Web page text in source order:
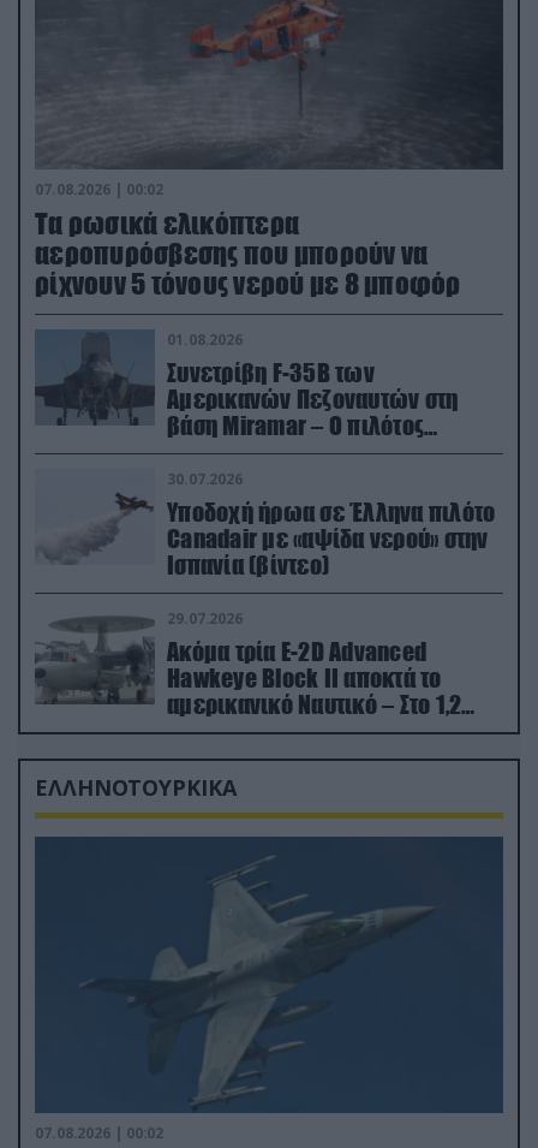
07.08.2026 | 00:02
Τα ρωσικά ελικόπτερα
αεροπυρόσβεσης που μπορούν να
ρίχνουν 5 τόνους νερού με 8 μποφόρ
01.08.2026
Συνετρίβη F-35B των
Αμερικανών Πεζοναυτών στη
βάση Miramar – Ο πιλότος
εκτινάχθηκε εγκαίρως
30.07.2026
Υποδοχή ήρωα σε Έλληνα πιλότο
Canadair με «αψίδα νερού» στην
Ισπανία (βίντεο)
29.07.2026
Ακόμα τρία E-2D Advanced
Hawkeye Block II αποκτά το
αμερικανικό Ναυτικό – Στο 1,2
δισ.δολάρια το κόστος
ΕΛΛΗΝΟΤΟΥΡΚΙΚΑ
07.08.2026 | 00:02